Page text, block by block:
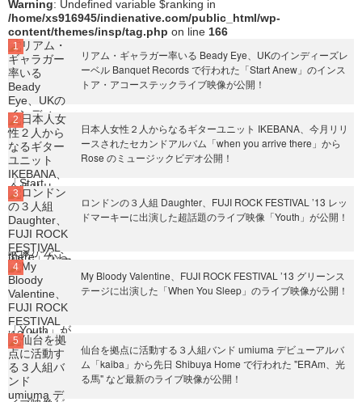
Warning: Undefined variable $ranking in
/home/xs916945/indienative.com/public_html/wp-
content/themes/insp/tag.php on line 166
リアム・ギャラガー率いる Beady Eye、UKのインディーズレ
ーベル Banquet Records で行われた「Start Anew」のインス
トア・アコーステックライブ映像が公開！
日本人女性２人からなるギターユニット IKEBANA、今月リリ
ースされたセカンドアルバム「when you arrive there」から
Rose のミュージックビデオ公開！
ロンドンの３人組 Daughter、FUJI ROCK FESTIVAL ’13 レッ
ドマーキーに出演した超話題のライブ映像「Youth」が公開！
My Bloody Valentine、FUJI ROCK FESTIVAL ’13 グリーンス
テージに出演した「When You Sleep」のライブ映像が公開！
仙台を拠点に活動する３人組バンド umiuma デビューアルバ
ム「kaiba」から先日 Shibuya Home で行われた "ERAm、光
る馬" など最新のライブ映像が公開！